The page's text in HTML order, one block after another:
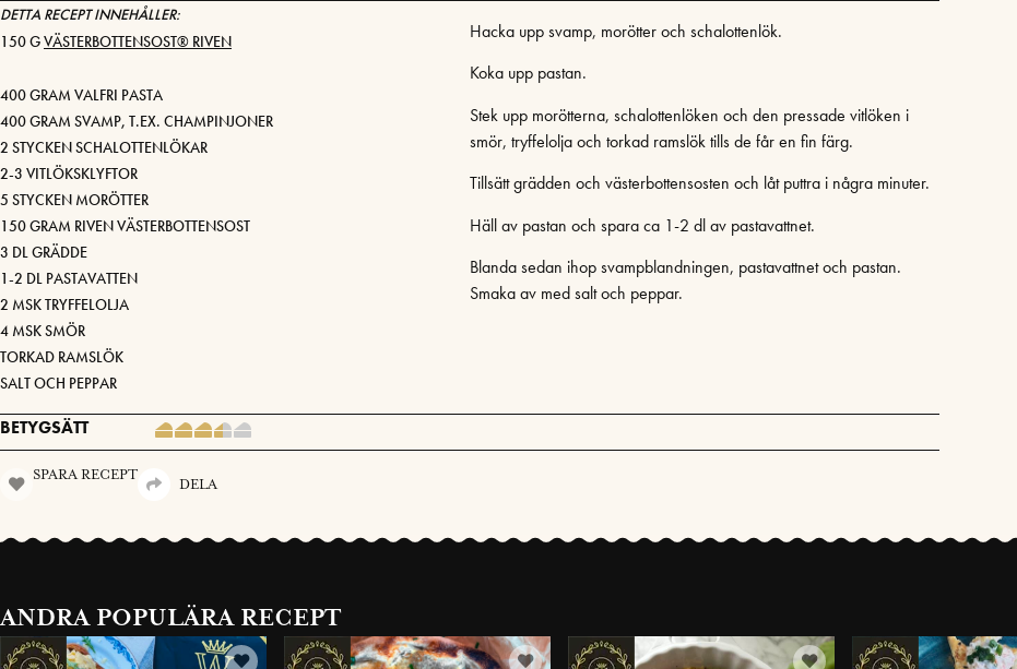
DETTA RECEPT INNEHÅLLER:
150 GVÄSTERBOTTENSOST® RIVEN
400 GRAM VALFRI PASTA
400 GRAM SVAMP, T.EX. CHAMPINJONER
2 STYCKEN SCHALOTTENLÖKAR
2-3 VITLÖKSKLYFTOR
5 STYCKEN MORÖTTER
150 GRAM RIVEN VÄSTERBOTTENSOST
3 DL GRÄDDE
1-2 DL PASTAVATTEN
2 MSK TRYFFELOLJA
4 MSK SMÖR
TORKAD RAMSLÖK
SALT OCH PEPPAR
Hacka upp svamp, morötter och schalottenlök.
Koka upp pastan.
Stek upp morötterna, schalottenlöken och den pressade vitlöken i
smör, tryffelolja och torkad ramslök tills de får en fin färg.
Tillsätt grädden och västerbottensosten och låt puttra i några minuter.
Häll av pastan och spara ca 1-2 dl av pastavattnet.
Blanda sedan ihop svampblandningen, pastavattnet och pastan.
Smaka av med salt och peppar.
BETYGSÄTT
SPARA RECEPT
DELA
ANDRA POPULÄRA RECEPT